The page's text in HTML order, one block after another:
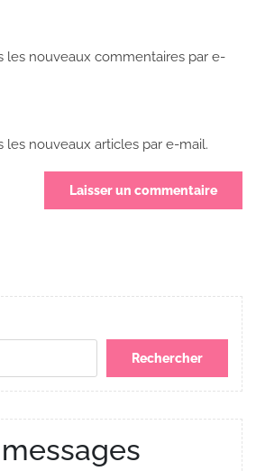
les nouveaux commentaires par e-
les nouveaux articles par e-mail.
Rechercher